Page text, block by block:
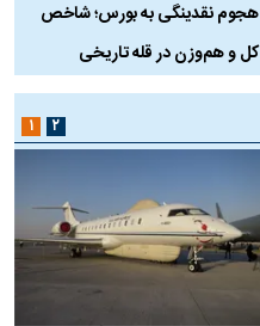
هجوم نقدینگی به بورس؛ شاخص
کل و هم‌وزن در قله تاریخی
۱ ۲